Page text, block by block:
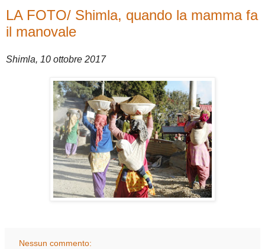
LA FOTO/ Shimla, quando la mamma fa
il manovale
Shimla, 10 ottobre 2017
Nessun commento: